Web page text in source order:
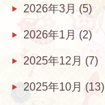
2026年3月 (5)
2026年1月 (2)
2025年12月 (7)
2025年10月 (13)